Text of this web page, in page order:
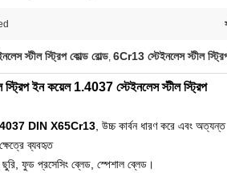
স্টীল স্ট্রিপ কোল্ড রোল্ড, 6Cr13 স্টেইনলেস স্টীল
ইন কয়েল 1.4037 স্টেইনলেস স্টীল স্ট্রিপ
DIN X65Cr13 , উচ্চ কার্বন ধারণ করে এবং অত্যন্ত
ব্যবহৃত
ছুরি, ফুড প্রসেসিং ব্লেড, স্পেশাল ব্লেড।